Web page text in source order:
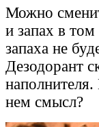
Можно
и запах в
запаха не
Дезодорант
нем смысл?